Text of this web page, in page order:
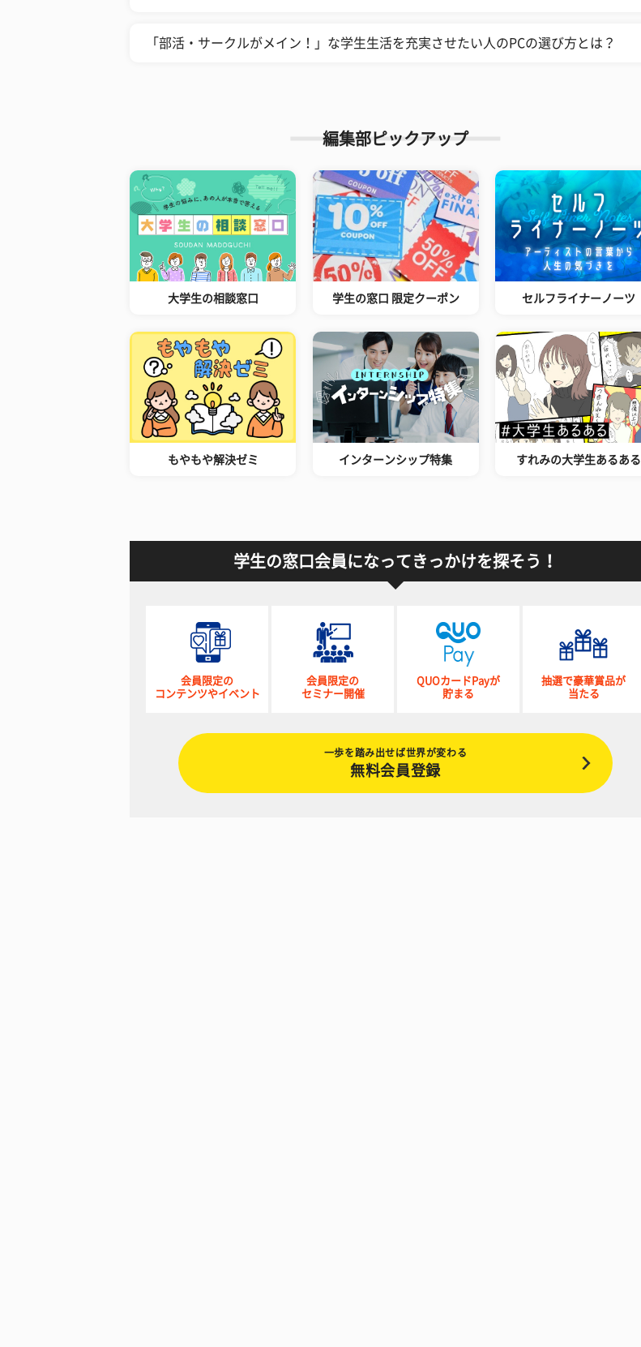
「部活・サークルがメイン！」な学生生活を充実させたい人のPCの選び方とは？
編集部ピックアップ
大学生の相談窓口 学生の窓口 限定クーポン セルフライナーノーツ
もやもや解決ゼミ インターンシップ特集 すれみの大学生あるある
学生の窓口会員になってきっかけを探そう！
会員限定の
コンテンツやイベント
会員限定の
セミナー開催
QUOカードPayが
貯まる
抽選で豪華賞品が
当たる
一歩を踏み出せば世界が変わる
無料会員登録